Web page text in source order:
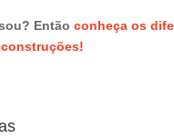
Então conheça os